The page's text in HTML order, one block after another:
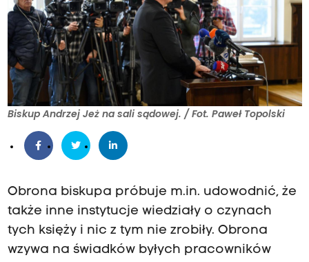
Biskup Andrzej Jeż na sali sądowej. / Fot. Paweł Topolski
Obrona biskupa próbuje m.in. udowodnić, że
także inne instytucje wiedziały o czynach
tych księży i nic z tym nie zrobiły. Obrona
wzywa na świadków byłych pracowników